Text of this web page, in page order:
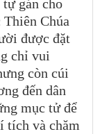
gán cho
Chúa
được đặt
chỉ vui
còn cúi
đến dân
mục tử để
tích và chăm